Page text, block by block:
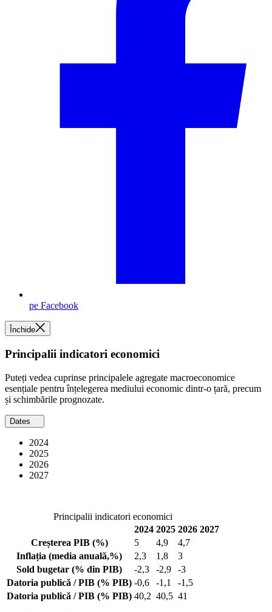
pe Facebook
Închide
Principalii indicatori economici
Puteți vedea cuprinse principalele agregate macroeconomice
esențiale pentru înțelegerea mediului economic dintr-o țară, precum
și schimbările prognozate.
Dates
2024
2025
2026
2027
Principalii indicatori economici
2024 2025 2026 2027
Creșterea PIB (%) 5 4,9
4,7
Inflația (media anuală,%) 2,3 1,8
3
Sold bugetar (% din PIB) -2,3 -2,9
-3
Datoria publică / PIB (% PIB) -0,6 -1,1
-1,5
Datoria publică / PIB (% PIB) 40,2 40,5 41